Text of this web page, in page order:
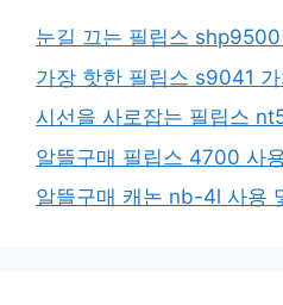
눈길 끄는 필립스
가장 핫한 필립스 s9041
시선을 사로잡는 필립스
알뜰구매 필립스 4700 사
알뜰구매 캐논 nb-4l 사용